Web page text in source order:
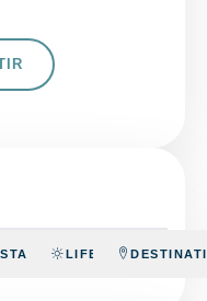
LIFESTYLE